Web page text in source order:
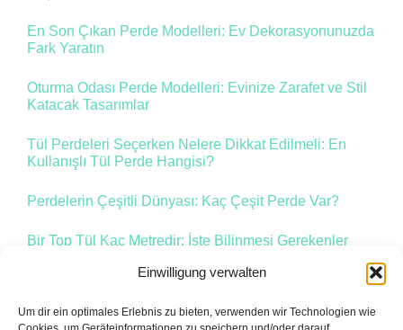
Einwilligung verwalten
Um dir ein optimales Erlebnis zu bieten, verwenden wir Technologien wie
En Son Çıkan Perde Modelleri: Ev Dekorasyonunuzda
Fark Yaratın
Oturma Odası Perde Modelleri: Evinize Zarafet ve Stil
Katacak Tasarımlar
Tül Perdeleri Seçerken Nelere Dikkat Edilmeli: En
Kullanışlı Tül Perde Hangisi?
Perdelerin Çeşitli Dünyası: Kaç Çeşit Perde Var?
Bir Top Tül Kaç Metredir: İşte Bilinmesi Gerekenler
Zurück 1 2 3